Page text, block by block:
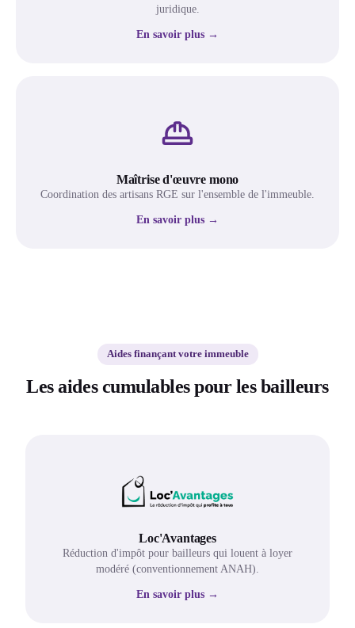
juridique.
En savoir plus →
Maîtrise d'œuvre mono
Coordination des artisans RGE sur l'ensemble de l'immeuble.
En savoir plus →
Aides finançant votre immeuble
Les aides cumulables pour les bailleurs
Loc'Avantages
Réduction d'impôt pour bailleurs qui louent à loyer
modéré (conventionnement ANAH).
En savoir plus →